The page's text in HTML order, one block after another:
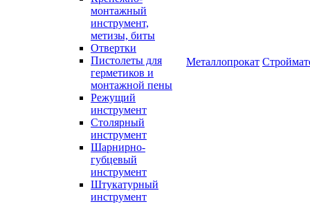
монтажный
инструмент,
метизы, биты
Отвертки
Пистолеты для
герметиков и
монтажной пены
Режущий
инструмент
Столярный
инструмент
Шарнирно-
губцевый
инструмент
Штукатурный
инструмент
Металлопрокат